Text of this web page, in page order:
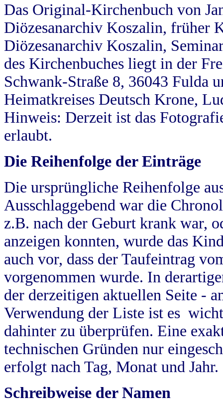
Das Original-Kirchenbuch von
Diözesanarchiv Koszalin, früher
Diözesanarchiv Koszalin,
des Kirchenbuches liegt in der
Schwank-Straße 8, 36043 Fulda
Heimatkreises Deutsch Krone,
Hinweis: Derzeit ist das
erlaubt.
Die Reihenfolge der Einträge
Die ursprüngliche Reihenfolge
Ausschlaggebend war die
z.B. nach der Geburt krank war,
anzeigen konnten, wurde das
auch vor, dass der Taufeintrag
vorgenommen wurde. In
der derzeitigen aktuellen Seite -
Verwendung der Liste ist es
dahinter zu überprüfen. Eine
technischen Gründen nur
erfolgt nach Tag, Monat und Jahr.
Schreibweise der Namen